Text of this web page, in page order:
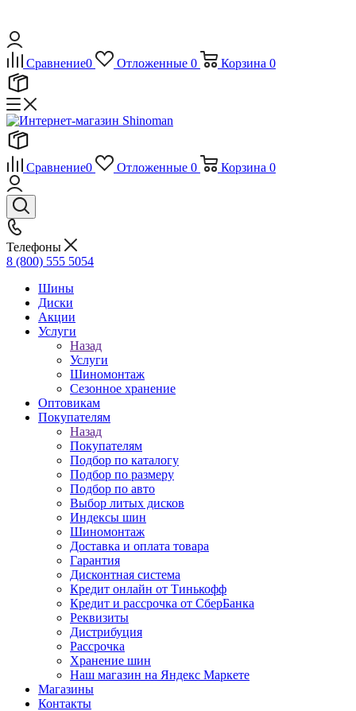
Сравнение0 Отложенные 0 Корзина 0
Сравнение0 Отложенные 0 Корзина 0
Телефоны
8 (800) 555 5054
Шины
Диски
Акции
Услуги
Назад
Услуги
Шиномонтаж
Сезонное хранение
Оптовикам
Покупателям
Назад
Покупателям
Подбор по каталогу
Подбор по размеру
Подбор по авто
Выбор литых дисков
Индексы шин
Шиномонтаж
Доставка и оплата товара
Гарантия
Дисконтная система
Кредит онлайн от Тинькофф
Кредит и рассрочка от СберБанка
Реквизиты
Дистрибуция
Рассрочка
Хранение шин
Наш магазин на Яндекс Маркете
Магазины
Контакты